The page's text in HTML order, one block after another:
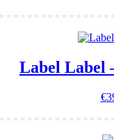
Label Label
€